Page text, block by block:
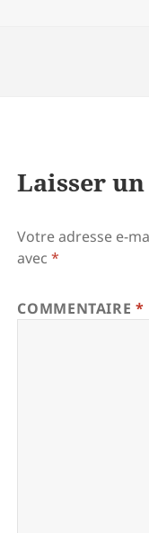
Laisser
Votre adresse e-
avec*
COMMENTAIRE*